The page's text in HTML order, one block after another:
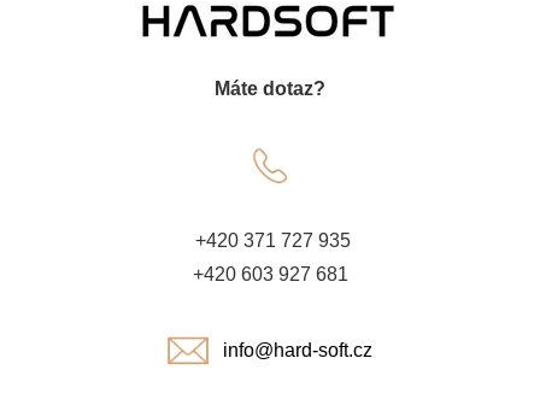
Máte dotaz?
+420 371 727 935
+420 603 927 681
info@hard-soft.cz